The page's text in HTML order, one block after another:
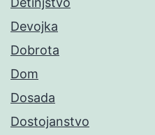
Devojka
Dobrota
Dom
Dosada
Dostojanstvo